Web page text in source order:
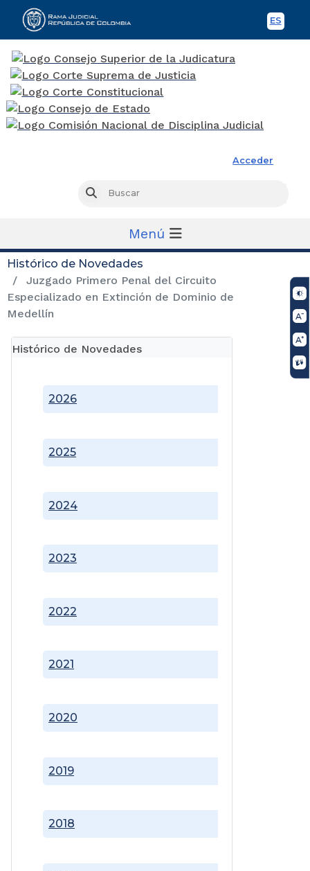
ES
Acceder
Buscar
Menú
Histórico de Novedades
Juzgado Primero Penal del Circuito
Especializado en Extinción de Dominio de
Medellín
Histórico de Novedades
2018
2019
2020
2021
2022
2023
2024
2025
2026